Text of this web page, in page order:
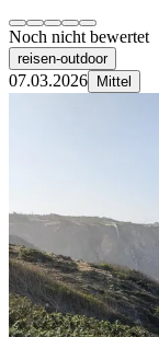
Noch nicht bewertet
reisen-outdoor
07.03.2026 Mittel